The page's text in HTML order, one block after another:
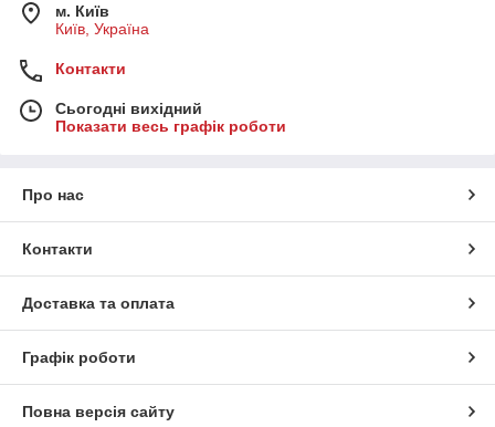
м. Київ
Київ, Україна
Контакти
Сьогодні вихідний
Показати весь графік роботи
Про нас
Контакти
Доставка та оплата
Графік роботи
Повна версія сайту